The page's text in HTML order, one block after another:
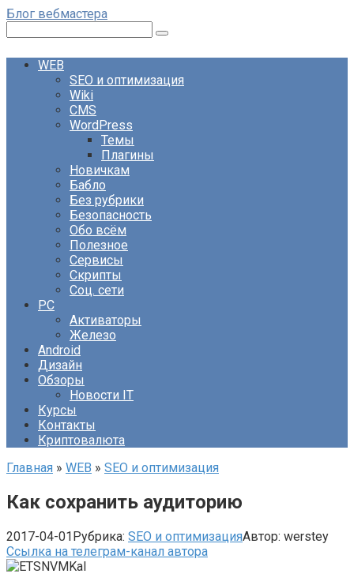
Перейти
контенту
Блог вебмастера
WEB
SEO и оптимизация
Wiki
CMS
WordPress
Темы
Плагины
Новичкам
Бабло
Без рубрики
Безопасность
Обо всём
Полезное
Сервисы
Скрипты
Соц. сети
PC
Активаторы
Железо
Android
Дизайн
Обзоры
Новости IT
Курсы
Контакты
Криптовалюта
Главная » WEB » SEO и оптимизация
Как сохранить аудиторию
2017-04-01Рубрика: SEO и оптимизацияАвтор: werstey
Ссылка на телеграм-канал автора